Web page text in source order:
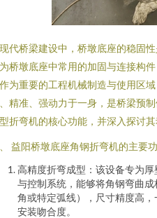
代桥梁建设中，桥墩底座的稳固
桥墩底座中常用的加固与连接构
为重要的工程机械制造与使用区
精准、强动力于一身，是桥梁预
折弯机的核心功能，并深入探讨
益阳桥墩底座角钢折弯机的主要
高精度折弯成型：该设备专为
与控制系统，能够将角钢弯曲
角或特定弧线），尺寸精度高
安装吻合度。